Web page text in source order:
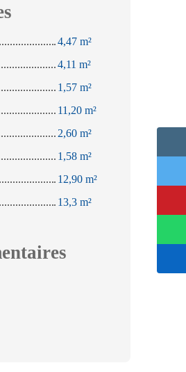
4,47 m²
4,11 m²
1,57 m²
11,20 m²
2,60 m²
1,58 m²
12,90 m²
13,3 m²